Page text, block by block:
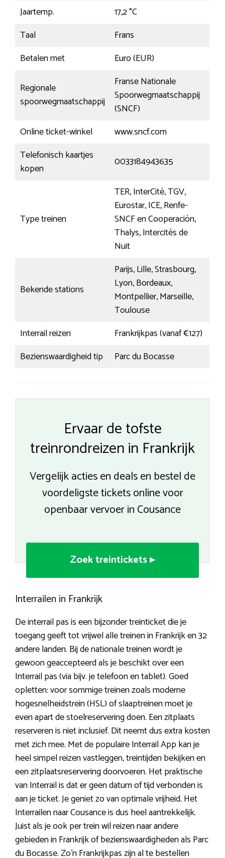
Jaartemp.
17,2 °C
Taal
Frans
Betalen met
Euro (EUR)
Regionale
spoorwegmaatschappij
Franse Nationale
Spoorwegmaatschappij
(SNCF)
Online ticket-winkel
www.sncf.com
Telefonisch kaartjes
kopen
0033184943635
Type treinen
TER, InterCité, TGV,
Eurostar, ICE, Renfe-
SNCF en Cooperación,
Thalys, Intercités de
Nuit
Bekende stations
Parijs, Lille, Strasbourg,
Lyon, Bordeaux,
Montpellier, Marseille,
Toulouse
Interrail reizen
Frankrijkpas (vanaf €127)
Bezienswaardigheid tip
Parc du Bocasse
Ervaar de tofste
treinrondreizen in Frankrijk
Vergelijk acties en deals en bestel de
voordeligste tickets online voor
openbaar vervoer in Cousance
Zoek treintickets ▸
Interrailen in Frankrijk
De interrail pas is een bijzonder treinticket die je
toegang geeft tot vrijwel alle treinen in Frankrijk en 32
andere landen. Bij de nationale treinen wordt je
gewoon geaccepteerd als je beschikt over een
Interrail pas (via bijv. je telefoon en tablet). Goed
opletten: voor sommige treinen zoals moderne
hogesnelheidstrein (HSL) of slaaptreinen moet je
even apart de stoelreservering doen. Een zitplaats
reserveren is niet inclusief. Dit neemt dus extra kosten
met zich mee. Met de populaire Interrail App kan je
heel simpel reizen vastleggen, treintijden bekijken en
een zitplaatsreservering doorvoeren. Het praktische
van Interrail is dat er geen datum of tijd verbonden is
aan je ticket. Je geniet zo van optimale vrijheid. Het
Interrailen naar Cousance is dus heel aantrekkelijk.
Juist als je ook per trein wil reizen naar andere
gebieden in Frankrijk of bezienswaardigheden als Parc
du Bocasse. Zo’n Frankrijkpas zijn al te bestellen